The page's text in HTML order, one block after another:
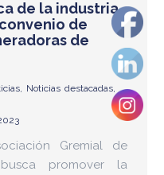
de la industria
de
de
Noticias destacadas
Gremial de
promover la